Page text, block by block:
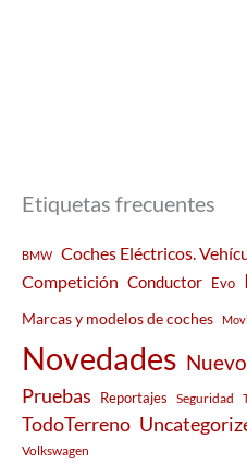
Etiquetas frecuentes
BMW
Coches Eléctricos.
Competición Conductor Evo
Marcas y modelos de coches
Novedades
Pruebas Reportajes Seguridad
TodoTerreno
Volkswagen